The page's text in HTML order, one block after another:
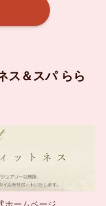
ス＆スパ らら
ホームページ